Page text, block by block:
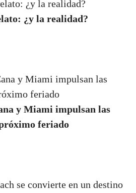
¿y la realidad?
y Miami impulsan las
feriado